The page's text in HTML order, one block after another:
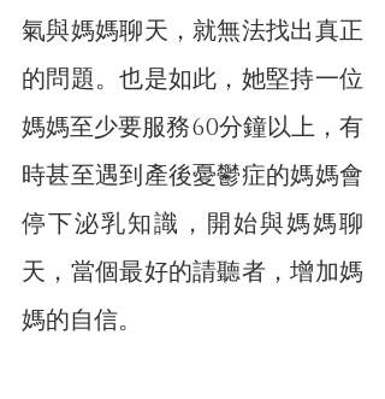
氣與媽媽聊天，就無法找出真正
的問題。也是如此，她堅持一位
媽媽至少要服務60分鐘以上，有
時甚至遇到產後憂鬱症的媽媽會
停下泌乳知識，開始與媽媽聊
天，當個最好的請聽者，增加媽
媽的自信。